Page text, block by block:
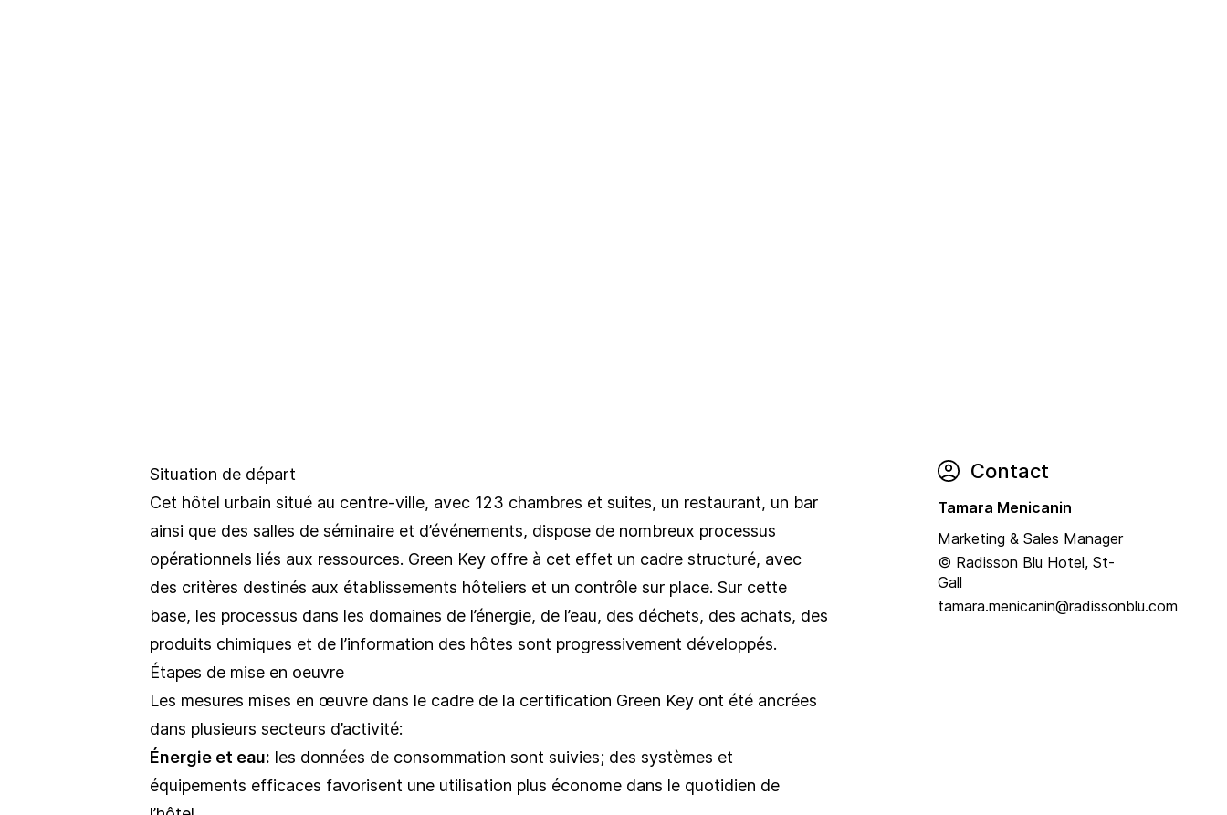
Situation de départ
Cet hôtel urbain situé au centre-ville, avec 123 chambres et suites, un restaurant, un bar
ainsi que des salles de séminaire et d’événements, dispose de nombreux processus
opérationnels liés aux ressources. Green Key offre à cet effet un cadre structuré, avec
des critères destinés aux établissements hôteliers et un contrôle sur place. Sur cette
base, les processus dans les domaines de l’énergie, de l’eau, des déchets, des achats, des
produits chimiques et de l’information des hôtes sont progressivement développés.
Étapes de mise en oeuvre
Les mesures mises en œuvre dans le cadre de la certification Green Key ont été ancrées
dans plusieurs secteurs d’activité:
Énergie et eau: les données de consommation sont suivies; des systèmes et
équipements efficaces favorisent une utilisation plus économe dans le quotidien de
Contact
Tamara Menicanin
Marketing & Sales Manager
© Radisson Blu Hotel, St-
Gall
tamara.menicanin@radissonblu.com